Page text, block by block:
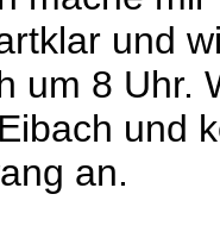
und
um 8 Uhr.
und
an.